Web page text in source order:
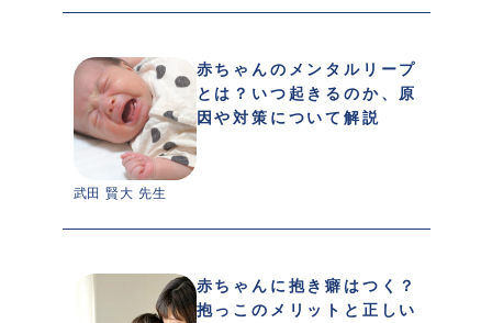
赤ちゃんのメンタルリープ
とは？いつ起きるのか、原
因や対策について解説
武田 賢大 先生
赤ちゃんに抱き癖はつく？
抱っこのメリットと正しい